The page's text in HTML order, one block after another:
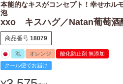
本能的なキスがコンセプト！幸せホル
泡
xxo キスハグ／Natan葡萄酒
商品番号 18079
泡 オレンジ
酸化防止剤 無添加
クール便でお届け